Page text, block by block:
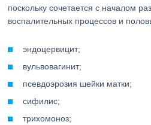
поскольку сочетается с началом
воспалительных процессов и
эндоцервицит;
вульвовагинит;
псевдоэрозия шейки матки;
сифилис;
трихомоноз;